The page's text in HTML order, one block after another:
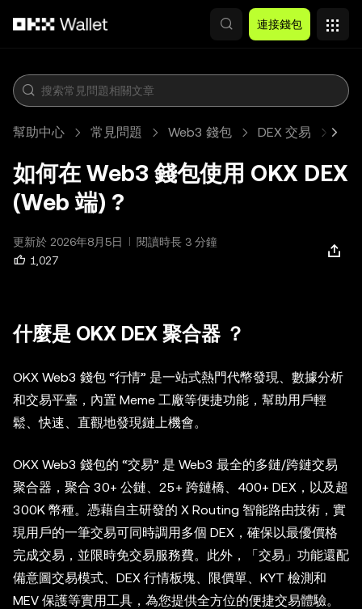
連接錢包
幫助中心 常見問題 Web3 錢包 DEX 交易
如何在 Web3 錢包使用 OKX DEX
(Web 端) ?
更新於 2026年8月5日
閱讀時長 3 分鐘
1,027
什麼是 OKX DEX 聚合器 ？
OKX Web3 錢包 “行情” 是一站式熱門代幣發現、數據分析
和交易平臺，內置 Meme 工廠等便捷功能，幫助用戶輕
鬆、快速、直觀地發現鏈上機會。
OKX Web3 錢包的 “交易” 是 Web3 最全的多鏈/跨鏈交易
聚合器，聚合 30+ 公鏈、25+ 跨鏈橋、400+ DEX，以及超
300K 幣種。憑藉自主研發的 X Routing 智能路由技術，實
現用戶的一筆交易可同時調用多個 DEX，確保以最優價格
完成交易，並限時免交易服務費。此外，「交易」功能還配
備意圖交易模式、DEX 行情板塊、限價單、KYT 檢測和
MEV 保護等實用工具，為您提供全方位的便捷交易體驗。